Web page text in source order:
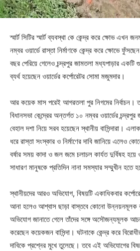
স্মার্ট সিটির স্মার্ট ব্যবস্থা কে কেন্দ্র করে ক্ষোভ
নম্বর ওয়ার্ডে রাস্তা নির্মাণকে কেন্দ্র করে ক্ষোভে
বছর পেরিয়ে গেলেও চন্দ্রপুর জামতলা মধ্যপাড়ার
ব্যর্থ হয়েছেন ওয়ার্ডের কর্পোরেটর সোমা মজুমদার।
আর কয়েক মাস পরেই আগরতলা পুর নিগমের
বিধানসভা কেন্দ্রের অন্তর্গত ১০ নম্বর ওয়ার্ডের
বেহাল দশা নিয়ে সরব হয়েছেন স্থানীয় বাসিন্দারা।
ধরে রাস্তা সংস্কার ও নির্মাণের দাবি জানিয়ে এলেও
বর্ষার সময় কাদা ও জল জমে চলাচল কার্যত দুর্বিষহ
সাধারণ মানুষকে প্রতিদিন নানা সমস্যার সম্মুখীন হতে
স্থানীয়দের আরও অভিযোগ, বিষয়টি একাধিকবার
আনা হলেও আশ্বাস ছাড়া বাস্তবে কোনো উন্নয়নমূলক
অভিযোগ জানাতে গেলে তাঁদের সঙ্গে অসৌজন্যমূলক
করেছেন কয়েকজন বাসিন্দা। ঘটনাকে কেন্দ্র করে
দাবিকে প্রশ্নের মুখে তুলেছে। তবে এই অভিযোগের